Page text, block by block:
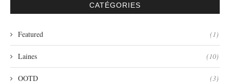
CATÉGORIES
Featured (1)
Laines (10)
OOTD (3)